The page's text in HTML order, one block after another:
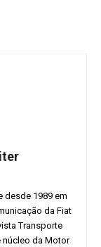
desde 1989 em
da Fiat
Transporte
núcleo da Motor